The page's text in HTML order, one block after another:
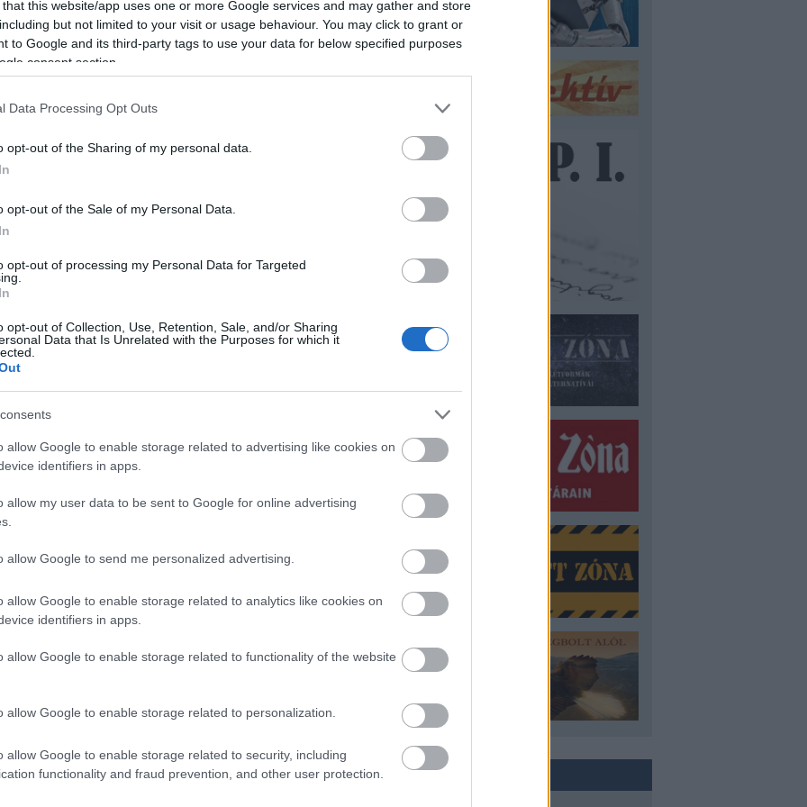
that this website/app uses one or more Google services and may gather and store
but not limited to your visit or usage behaviour. You may click to grant or
to Google and its third-party tags to use your data for below specified purposes
consent section.
Data Processing Opt Outs
opt-out of the Sharing of my personal data.
opt-out of the Sale of my Personal Data.
opt-out of processing my Personal Data for Targeted
opt-out of Collection, Use, Retention, Sale, and/or Sharing
Data that Is Unrelated with the Purposes for which it
allow Google to enable storage related to advertising like cookies on
identifiers in apps.
allow my user data to be sent to Google for online advertising
allow Google to send me personalized advertising.
allow Google to enable storage related to analytics like cookies on
identifiers in apps.
allow Google to enable storage related to functionality of the website
allow Google to enable storage related to personalization.
allow Google to enable storage related to security, including
functionality and fraud prevention, and other user protection.
a boszorkányok és az okkultisták is
jóslások és szellemidézések alkalmával.
a színük és összetételük alapján
mágikus praktikák céljaira alkalmasak,
a szépség megőrzéséhez és a
nyújtanak.
FŐVÁM TÉRI
ROVATOK